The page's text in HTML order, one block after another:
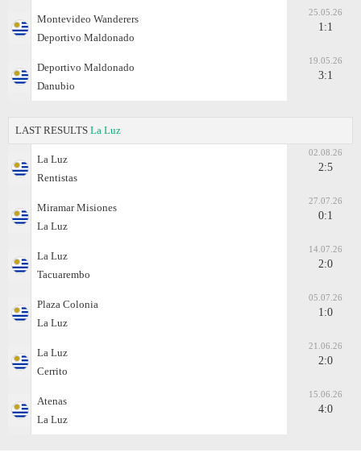
Montevideo Wanderers
Deportivo Maldonado
25.05.26
1:1
Deportivo Maldonado
Danubio
19.05.26
3:1
LAST RESULTS La Luz
La Luz
Rentistas
02.08.26
2:5
Miramar Misiones
La Luz
27.07.26
0:1
La Luz
Tacuarembo
14.07.26
2:0
Plaza Colonia
La Luz
05.07.26
1:0
La Luz
Cerrito
21.06.26
2:0
Atenas
La Luz
15.06.26
4:0